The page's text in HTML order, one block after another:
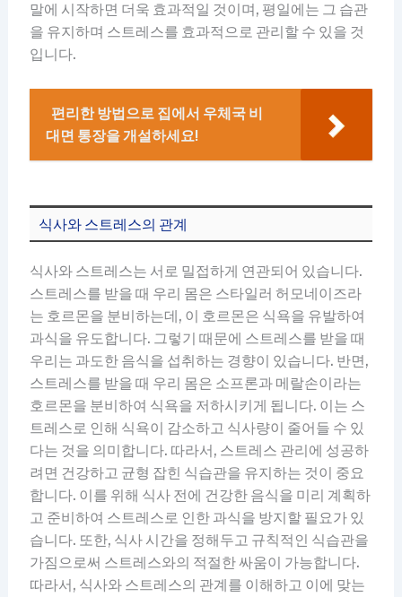
말에 시작하면 더욱 효과적일 것이며, 평일에는 그 습관
을 유지하며 스트레스를 효과적으로 관리할 수 있을 것
입니다.
편리한 방법으로 집에서 우체국 비
대면 통장을 개설하세요!
식사와 스트레스의 관계
식사와 스트레스는 서로 밀접하게 연관되어 있습니다.
스트레스를 받을 때 우리 몸은 스타일러 허모네이즈라
는 호르몬을 분비하는데, 이 호르몬은 식욕을 유발하여
과식을 유도합니다. 그렇기 때문에 스트레스를 받을 때
우리는 과도한 음식을 섭취하는 경향이 있습니다. 반면,
스트레스를 받을 때 우리 몸은 소프론과 메랄손이라는
호르몬을 분비하여 식욕을 저하시키게 됩니다. 이는 스
트레스로 인해 식욕이 감소하고 식사량이 줄어들 수 있
다는 것을 의미합니다. 따라서, 스트레스 관리에 성공하
려면 건강하고 균형 잡힌 식습관을 유지하는 것이 중요
합니다. 이를 위해 식사 전에 건강한 음식을 미리 계획하
고 준비하여 스트레스로 인한 과식을 방지할 필요가 있
습니다. 또한, 식사 시간을 정해두고 규칙적인 식습관을
가짐으로써 스트레스와의 적절한 싸움이 가능합니다.
따라서, 식사와 스트레스의 관계를 이해하고 이에 맞는